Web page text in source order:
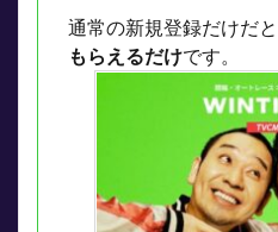
通常の新規登録だけだと
もらえるだけです。